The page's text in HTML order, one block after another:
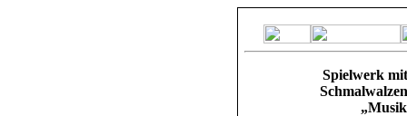
Spielwerk